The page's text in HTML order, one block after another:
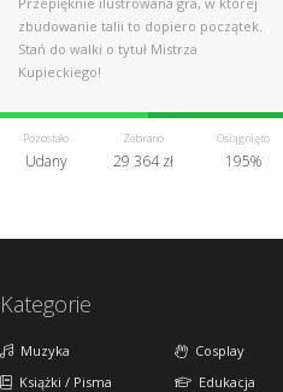
zbudowanie talii to dopiero początek.
Stań do walki o tytuł Mistrza
Kupieckiego!
Pozostało
Udany
Zebrano
29 364 zł
Osiągnięto
195%
Kategorie
Muzyka
Książki / Pisma
Cosplay
Edukacja